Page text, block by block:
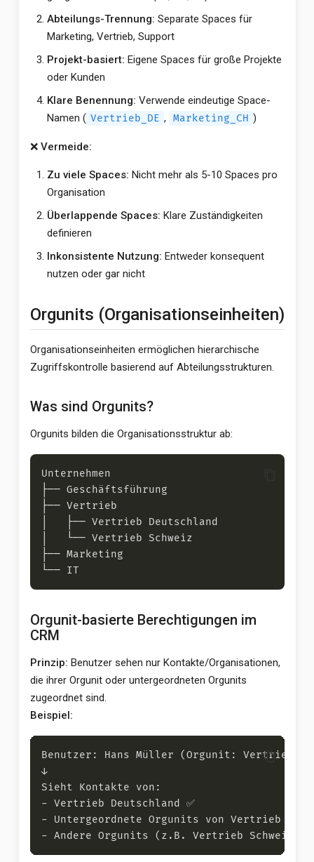
Abteilungs-Trennung: Separate Spaces für
Marketing, Vertrieb, Support
Projekt-basiert: Eigene Spaces für große Projekte
oder Kunden
Klare Benennung: Verwende eindeutige Space-
Namen ( Vertrieb_DE , Marketing_CH )
❌ Vermeide:
Zu viele Spaces: Nicht mehr als 5-10 Spaces pro
Organisation
Überlappende Spaces: Klare Zuständigkeiten
definieren
Inkonsistente Nutzung: Entweder konsequent
nutzen oder gar nicht
Orgunits (Organisationseinheiten)
Organisationseinheiten ermöglichen hierarchische
Zugriffskontrolle basierend auf Abteilungsstrukturen.
Was sind Orgunits?
Orgunits bilden die Organisationsstruktur ab:
Orgunit-basierte Berechtigungen im
CRM
Prinzip: Benutzer sehen nur Kontakte/Organisationen,
die ihrer Orgunit oder untergeordneten Orgunits
zugeordnet sind.
Beispiel:
↓
- Vertrieb Deutschland ✅
content_copy